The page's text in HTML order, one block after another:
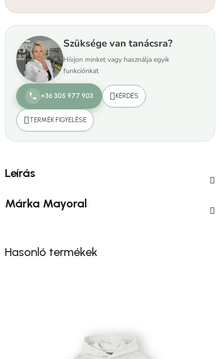
Szüksége van tanácsra?
Hívjon minket vagy használja egyik
funkciónkat
+36 305 977 903 KÉRDÉS
TERMÉK FIGYELÉSE
Leírás
Márka Mayoral
Hasonló termékek